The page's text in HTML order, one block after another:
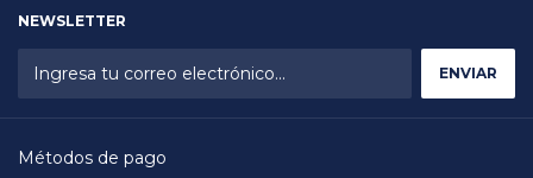
NEWSLETTER
Métodos de pago